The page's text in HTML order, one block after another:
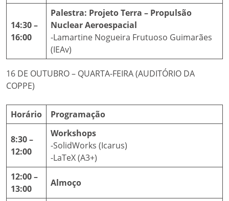
14:30 –
16:00
Palestra: Projeto Terra – Propulsão
Nuclear Aeroespacial
-Lamartine Nogueira Frutuoso Guimarães
(IEAv)
16 DE OUTUBRO – QUARTA-FEIRA (AUDITÓRIO DA
COPPE)
Horário Programação
8:30 –
12:00
Workshops
-SolidWorks (Icarus)
-LaTeX (A3+)
12:00 –
13:00
Almoço